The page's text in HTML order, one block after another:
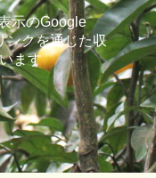
示のGoogle
ンクを通じた収
ます
ご
案
内